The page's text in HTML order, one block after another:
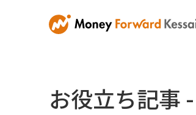
お役立ち記事